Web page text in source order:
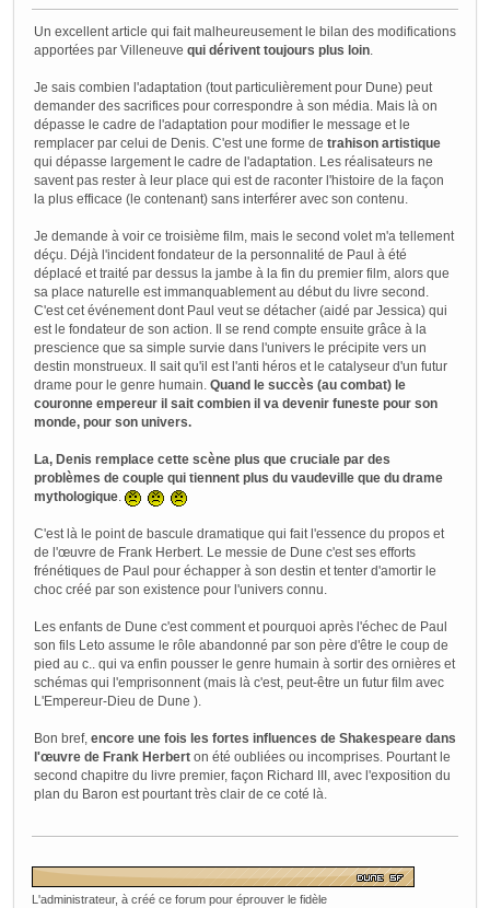
Un excellent article qui fait malheureusement le bilan des modifications
apportées par Villeneuve qui dérivent toujours plus loin.
Je sais combien l'adaptation (tout particulièrement pour Dune) peut
demander des sacrifices pour correspondre à son média. Mais là on
dépasse le cadre de l'adaptation pour modifier le message et le
remplacer par celui de Denis. C'est une forme de trahison artistique
qui dépasse largement le cadre de l'adaptation. Les réalisateurs ne
savent pas rester à leur place qui est de raconter l'histoire de la façon
la plus efficace (le contenant) sans interférer avec son contenu.
Je demande à voir ce troisième film, mais le second volet m'a tellement
déçu. Déjà l'incident fondateur de la personnalité de Paul à été
déplacé et traité par dessus la jambe à la fin du premier film, alors que
sa place naturelle est immanquablement au début du livre second.
C'est cet événement dont Paul veut se détacher (aidé par Jessica) qui
est le fondateur de son action. Il se rend compte ensuite grâce à la
prescience que sa simple survie dans l'univers le précipite vers un
destin monstrueux. Il sait qu'il est l'anti héros et le catalyseur d'un futur
drame pour le genre humain. Quand le succès (au combat) le
couronne empereur il sait combien il va devenir funeste pour son
monde, pour son univers.
La, Denis remplace cette scène plus que cruciale par des
problèmes de couple qui tiennent plus du vaudeville que du drame
mythologique.
C'est là le point de bascule dramatique qui fait l'essence du propos et
de l'œuvre de Frank Herbert. Le messie de Dune c'est ses efforts
frénétiques de Paul pour échapper à son destin et tenter d'amortir le
choc créé par son existence pour l'univers connu.
Les enfants de Dune c'est comment et pourquoi après l'échec de Paul
son fils Leto assume le rôle abandonné par son père d'être le coup de
pied au c.. qui va enfin pousser le genre humain à sortir des ornières et
schémas qui l'emprisonnent (mais là c'est, peut-être un futur film avec
L'Empereur-Dieu de Dune ).
Bon bref, encore une fois les fortes influences de Shakespeare dans
l'œuvre de Frank Herbert on été oubliées ou incomprises. Pourtant le
second chapitre du livre premier, façon Richard III, avec l'exposition du
plan du Baron est pourtant très clair de ce coté là.
L'administrateur, à créé ce forum pour éprouver le fidèle